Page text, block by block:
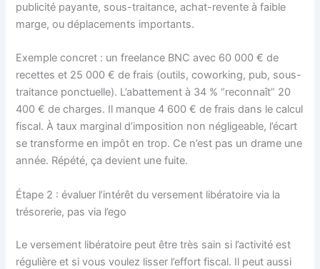
publicité payante, sous-traitance, achat-revente à faible
marge, ou déplacements importants.
Exemple concret : un freelance BNC avec 60 000 € de
recettes et 25 000 € de frais (outils, coworking, pub, sous-
traitance ponctuelle). L’abattement à 34 % “reconnaît” 20
400 € de charges. Il manque 4 600 € de frais dans le calcul
fiscal. À taux marginal d’imposition non négligeable, l’écart
se transforme en impôt en trop. Ce n’est pas un drame une
année. Répété, ça devient une fuite.
Étape 2 : évaluer l’intérêt du versement libératoire via la
trésorerie, pas via l’ego
Le versement libératoire peut être très sain si l’activité est
régulière et si vous voulez lisser l’effort fiscal. Il peut aussi